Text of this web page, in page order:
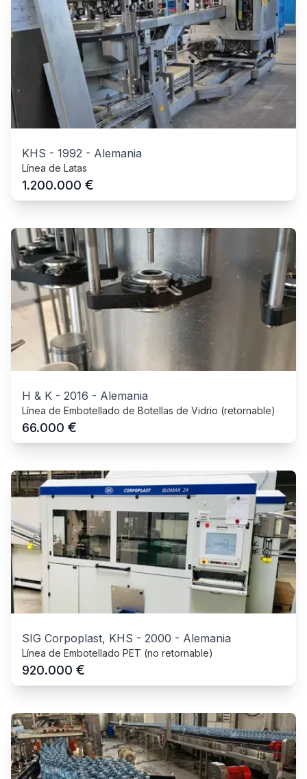
KHS - 1992 - Alemania
Línea de Latas
1.200.000 €
H & K - 2016 - Alemania
Línea de Embotellado de Botellas de Vidrio (retornable)
66.000 €
SIG Corpoplast, KHS - 2000 - Alemania
Línea de Embotellado PET (no retornable)
920.000 €